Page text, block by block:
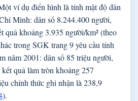
ví dụ điển hình là tính mật độ dân
Minh: dân số 8.244.400 người,
quả khoảng 3.935 người/km² (theo
trong SGK trang 9 yêu cầu tính
năm 2001: dân số 85 triệu người,
quả làm tròn khoảng 257
chính thức ghi nhận là 238,9
).